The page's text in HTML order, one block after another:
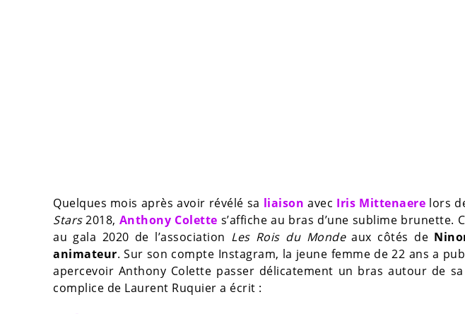
Quelques mois après avoir révélé sa liaison avec Iris Mittenaere lors
Stars2018, Anthony Colette s’affiche au bras d’une sublime brunette.
au gala 2020 de l’association Les Rois du Mondeaux côtés de
animateur. Sur son compte Instagram, la jeune femme de 22 ans a
apercevoir Anthony Colette passer délicatement un bras autour de
complice de Laurent Ruquier a écrit :